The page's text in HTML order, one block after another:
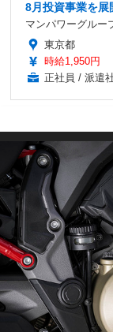
8月投資事業を展
マンパワーグルー
東京都
時給1,950円
正社員 / 派遣